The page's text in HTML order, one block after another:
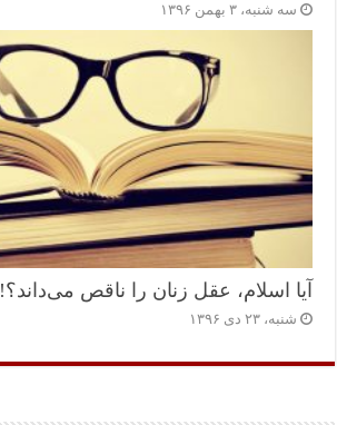
سه شنبه، ۳ بهمن ۱۳۹۶
آیا اسلام، عقل زنان را ناقص می‌داند؟!
شنبه، ۲۳ دی ۱۳۹۶